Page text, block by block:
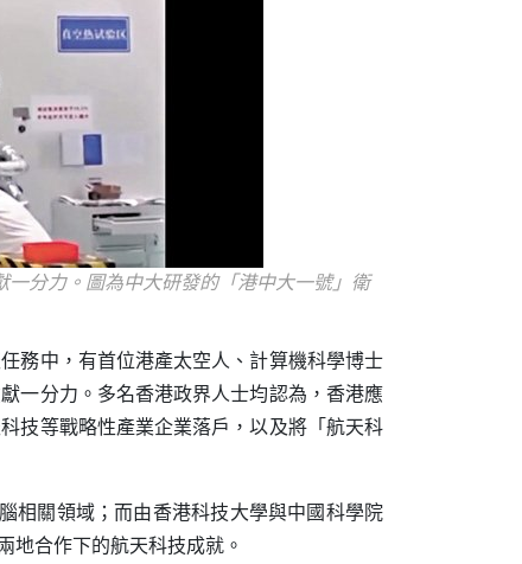
分力。圖為中大研發的「港中大一號」衛
務中，有首位港產太空人、計算機科學博士
一分力。多名香港政界人士均認為，香港應
技等戰略性產業企業落戶，以及將「航天科
相關領域；而由香港科技大學與中國科學院
地合作下的航天科技成就。